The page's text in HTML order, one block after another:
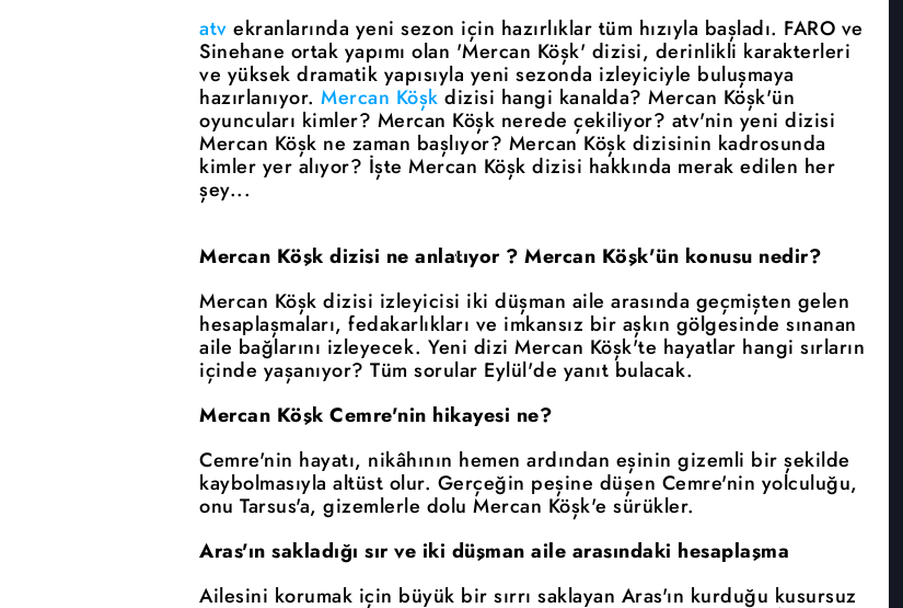
atv ekranlarında yeni sezon için hazırlıklar tüm hızıyla başladı. FARO ve
Sinehane ortak yapımı olan 'Mercan Köşk' dizisi, derinlikli karakterleri
ve yüksek dramatik yapısıyla yeni sezonda izleyiciyle buluşmaya
hazırlanıyor. Mercan Köşk dizisi hangi kanalda? Mercan Köşk'ün
oyuncuları kimler? Mercan Köşk nerede çekiliyor? atv'nin yeni dizisi
Mercan Köşk ne zaman başlıyor? Mercan Köşk dizisinin kadrosunda
kimler yer alıyor? İşte Mercan Köşk dizisi hakkında merak edilen her
şey...
Mercan Köşk dizisi ne anlatıyor ? Mercan Köşk'ün konusu nedir?
Mercan Köşk dizisi izleyicisi iki düşman aile arasında geçmişten gelen
hesaplaşmaları, fedakarlıkları ve imkansız bir aşkın gölgesinde sınanan
aile bağlarını izleyecek. Yeni dizi Mercan Köşk'te hayatlar hangi sırların
içinde yaşanıyor? Tüm sorular Eylül'de yanıt bulacak.
Mercan Köşk Cemre'nin hikayesi ne?
Cemre'nin hayatı, nikâhının hemen ardından eşinin gizemli bir şekilde
kaybolmasıyla altüst olur. Gerçeğin peşine düşen Cemre'nin yolculuğu,
onu Tarsus'a, gizemlerle dolu Mercan Köşk'e sürükler.
Aras'ın sakladığı sır ve iki düşman aile arasındaki hesaplaşma
Ailesini korumak için büyük bir sırrı saklayan Aras'ın kurduğu kusursuz